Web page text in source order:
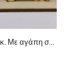
Ξύλινο σταντ 15 εκ. Με αγάπη στην γυναίκα μου